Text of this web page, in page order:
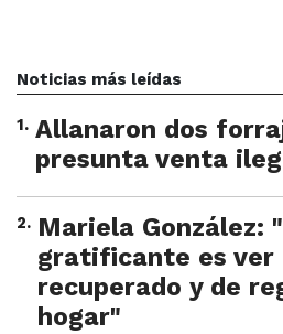
Noticias más leídas
1. Allanaron dos
presunta venta
2. Mariela González:
gratificante es ver
recuperado y de
hogar"